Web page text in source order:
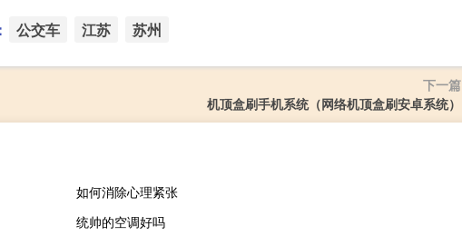
公交车 江苏 苏州
下一篇
机顶盒刷手机系统（网络机顶盒刷安卓系统）
如何消除心理紧张
统帅的空调好吗